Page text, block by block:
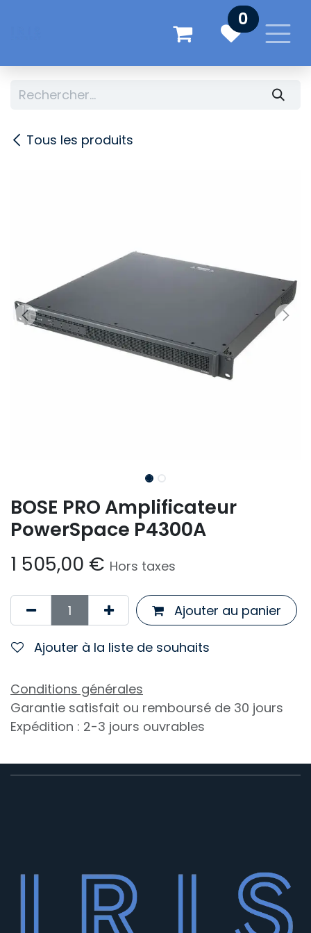
0
Tous les produits
BOSE PRO Amplificateur
PowerSpace P4300A
1 505,00 € Hors taxes
Ajouter au panier
Ajouter à la liste de souhaits
Conditions générales
Garantie satisfait ou remboursé de 30 jours
Expédition : 2-3 jours ouvrables